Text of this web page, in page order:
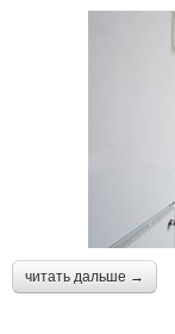
читать дальше →